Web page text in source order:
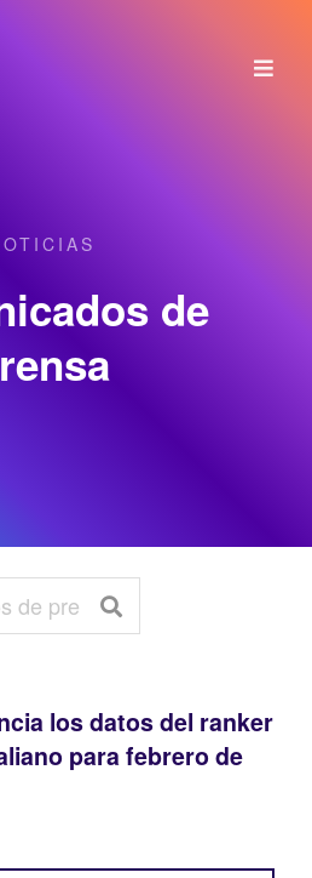
de
los datos del ranker
para febrero de